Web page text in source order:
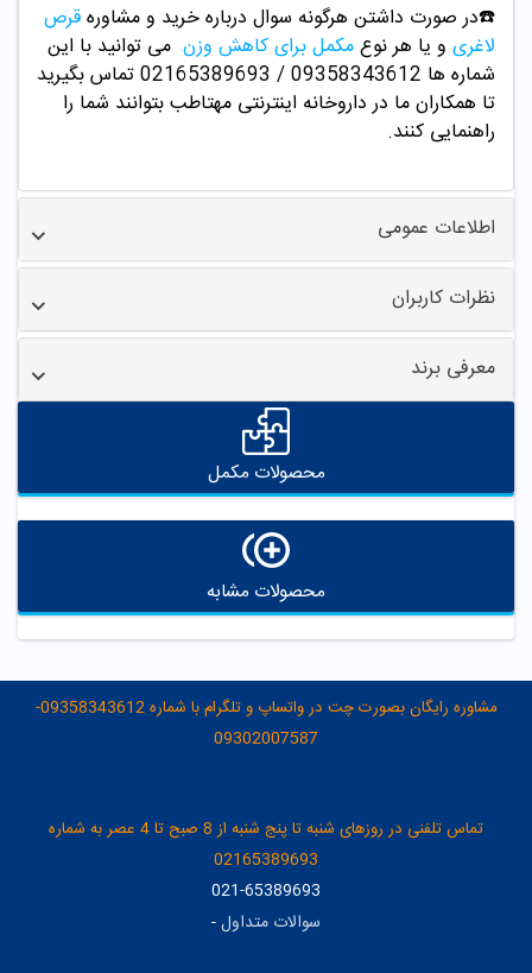
☎️در صورت داشتن هرگونه سوال درباره خرید ومشاورهقرص
لاغری و یا هر نوعمکمل برای کاهش وزن می توانید با این
شماره ها 09358343612 / 02165389693
تماس بگیرید
تا همکاران ما در داروخانه اینترنتی مهتاطب بتوانند شما را
راهنمایی کنند.
اطلاعات عمومی
نظرات کاربران
معرفی برند
محصولات مکمل
محصولات مشابه
مشاوره رایگان بصورت چت در واتساپ و تلگرام با شماره 09358343612-
09302007587
تماس تلفنی در روزهای شنبه تا پنج شنبه از 8 صبح تا 4 عصر به شماره
02165389693
021-65389693
سوالات متداول-